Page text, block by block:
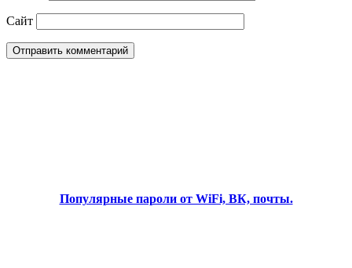
Сайт
Популярные пароли от WiFi, ВК, почты.